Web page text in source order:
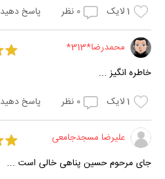
1لایک 0 نظر پاسخ دهید
محمدرضا*313*
خاطره انگیز ...
1لایک 0 نظر پاسخ دهید
علیرضا مسجدجامعی
جای مرحوم حسین پناهی خالی است ...